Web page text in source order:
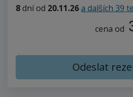
8dníod 20.11.26a dalších 39
cena od
Odeslat